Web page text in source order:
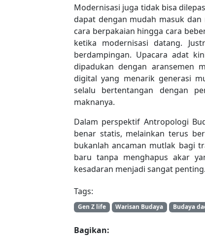
Modernisasi juga tidak bisa
dapat dengan mudah masuk
cara berpakaian hingga cara
ketika modernisasi datang.
berdampingan. Upacara adat
dipadukan dengan aransemen
digital yang menarik generasi
selalu bertentangan dengan
maknanya.
Dalam perspektif Antropologi
benar statis, melainkan terus
bukanlah ancaman mutlak bagi
baru tanpa menghapus akar
kesadaran menjadi sangat penting.
Tags:
Gen Z life Warisan Budaya Budaya
Bagikan: